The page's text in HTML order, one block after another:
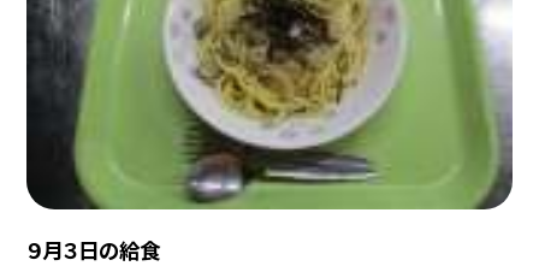
９月３日の給食